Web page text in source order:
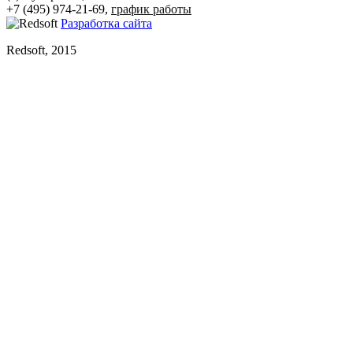
+7 (495) 974-21-69, график работы
Разработка сайта
Redsoft, 2015